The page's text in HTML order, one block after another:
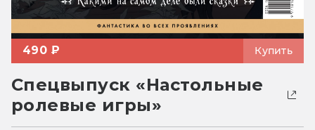
490 ₽ Купить
Спецвыпуск «Настольные
ролевые игры»